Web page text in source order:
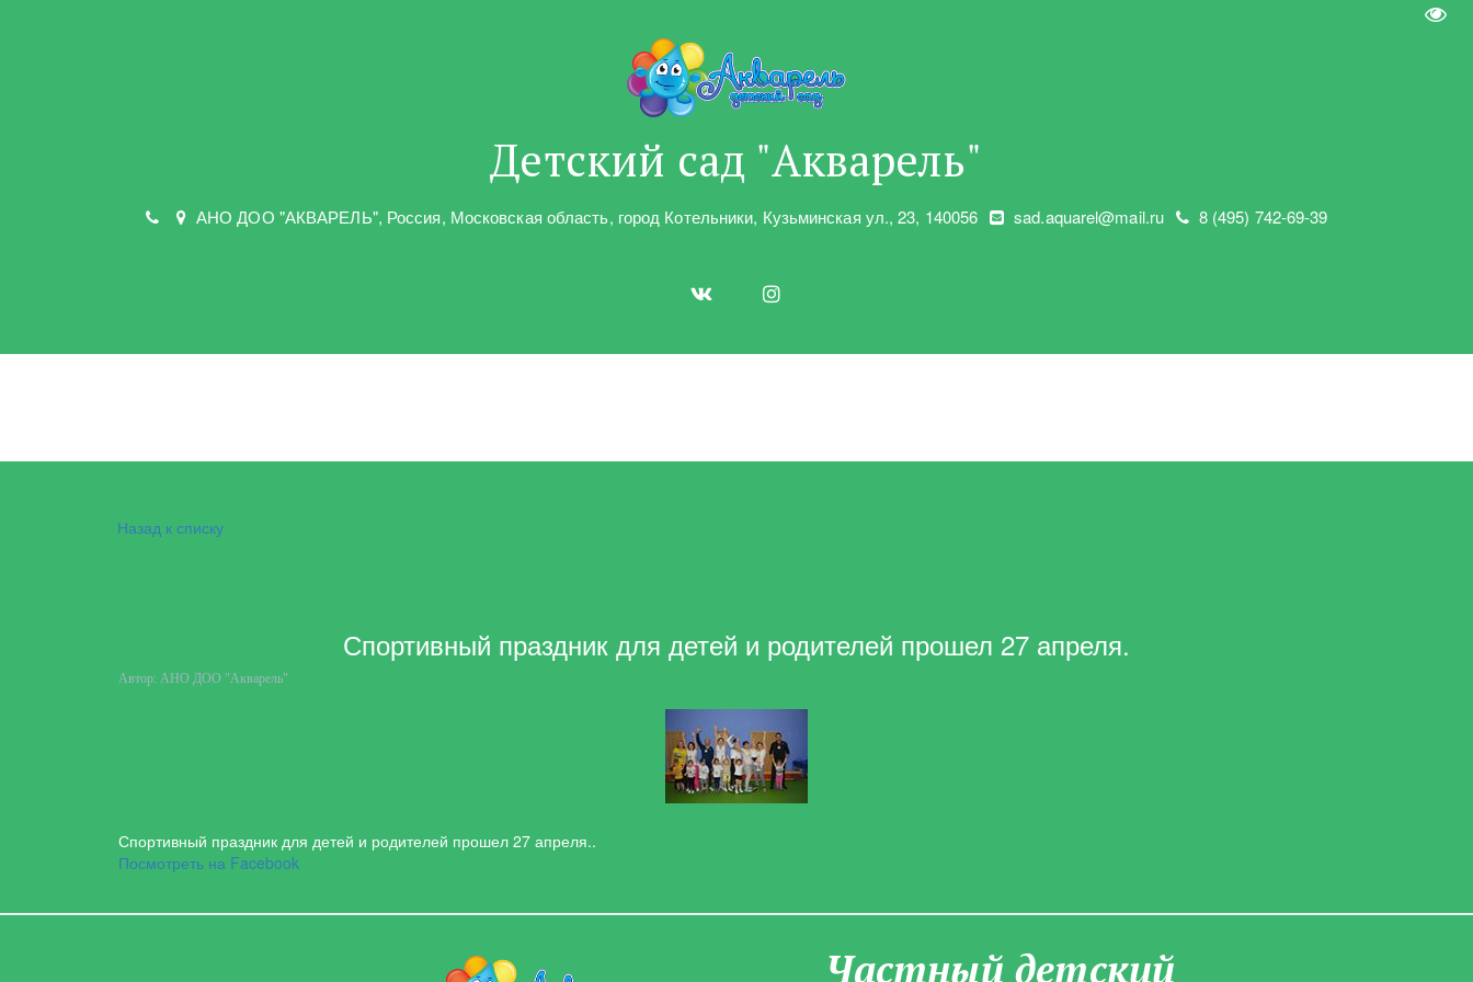
Детский сад "Акварель"
АНО ДОО "АКВАРЕЛЬ", Россия, Московская область, город Котельники, Кузьминская ул.,23, 140056 sad.aquarel@mail.ru 8 (495) 742-69-39
Назад к списку
Спортивный праздник для детей и родителей прошел 27 апреля.
Автор: АНО ДОО "Акварель"
Спортивный праздник для детей и родителей прошел 27 апреля..
Посмотреть на Facebook
Частны­­й детский